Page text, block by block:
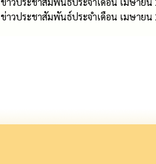
ข่าวประชาสัมพันธ์ประจำเดือน เมษายน